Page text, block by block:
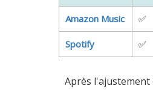
Amazon Music ✅
Spotify ✅
Après l'ajustement